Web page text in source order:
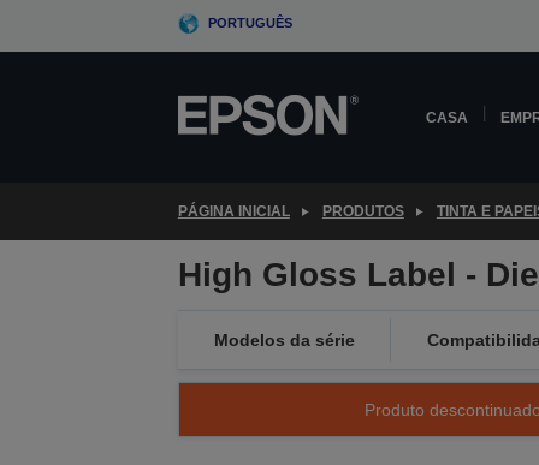
PORTUGUÊS
CASA
PÁGINA INICIAL PRODUTOS TINTA E
High Gloss Label -
Modelos da série
Produto